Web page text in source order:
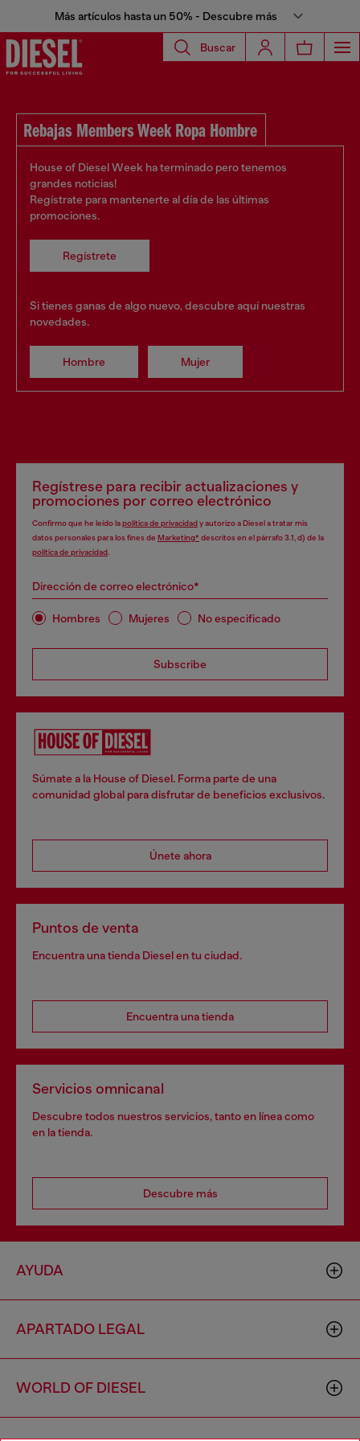
Más artículos hasta un 50% - Descubre más
Buscar
Rebajas Members Week Ropa Hombre
House of Diesel Week ha terminado pero tenemos
grandes noticias!
Regístrate para mantenerte al día de las últimas
promociones.
Regístrete
Si tienes ganas de algo nuevo, descubre aquí nuestras
novedades.
Hombre Mujer
Regístrese para recibir actualizaciones y
promociones por correo electrónico
Confirmo que he leído lapolítica de privacidady autorizo a Diesel a tratar mis
datos personales para los fines de Marketing*descritos en el párrafo 3.1, d) de la
política de privacidad
Dirección de correo electrónico*
Hombres Mujeres No especificado
Subscribe
Súmate a la House of Diesel. Forma parte de una
comunidad global para disfrutar de beneficios exclusivos.
Únete ahora
Puntos de venta
Encuentra una tienda Diesel en tu ciudad.
Encuentra una tienda
Servicios omnicanal
Descubre todos nuestros servicios, tanto en línea como
en la tienda.
Descubre más
AYUDA
APARTADO LEGAL
WORLD OF DIESEL